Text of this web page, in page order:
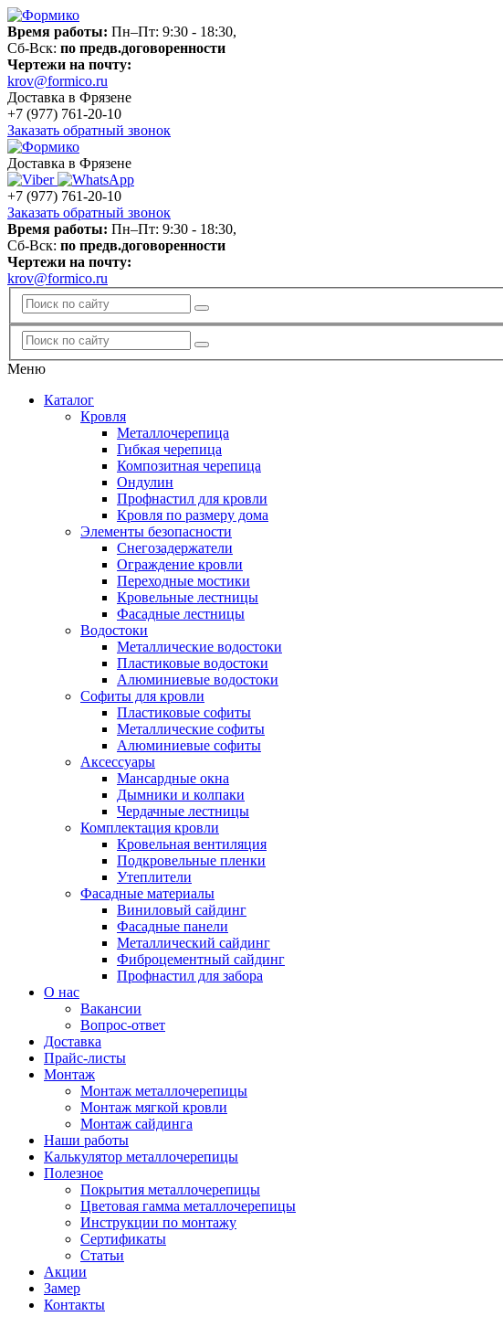
Время работы: Пн–Пт: 9:30 - 18:30,
Сб-Вск: по предв.договоренности
Чертежи на почту:
krov@formico.ru
Доставка в Фрязене
+7 (977) 761-20-10
Заказать обратный звонок
Доставка в Фрязене
+7 (977) 761-20-10
Заказать обратный звонок
Время работы: Пн–Пт: 9:30 - 18:30,
Сб-Вск: по предв.договоренности
Чертежи на почту:
krov@formico.ru
Меню
Каталог
Кровля
Металлочерепица
Гибкая черепица
Композитная черепица
Ондулин
Профнастил для кровли
Кровля по размеру дома
Элементы безопасности
Снегозадержатели
Ограждение кровли
Переходные мостики
Кровельные лестницы
Фасадные лестницы
Водостоки
Металлические водостоки
Пластиковые водостоки
Алюминиевые водостоки
Софиты для кровли
Пластиковые софиты
Металлические софиты
Алюминиевые софиты
Аксессуары
Мансардные окна
Дымники и колпаки
Чердачные лестницы
Комплектация кровли
Кровельная вентиляция
Подкровельные пленки
Утеплители
Фасадные материалы
Виниловый сайдинг
Фасадные панели
Металлический сайдинг
Фиброцементный сайдинг
Профнастил для забора
О нас
Вакансии
Вопрос-ответ
Доставка
Прайс-листы
Монтаж
Монтаж металлочерепицы
Монтаж мягкой кровли
Монтаж сайдинга
Наши работы
Калькулятор металлочерепицы
Полезное
Покрытия металлочерепицы
Цветовая гамма металлочерепицы
Инструкции по монтажу
Сертификаты
Статьи
Акции
Замер
Контакты